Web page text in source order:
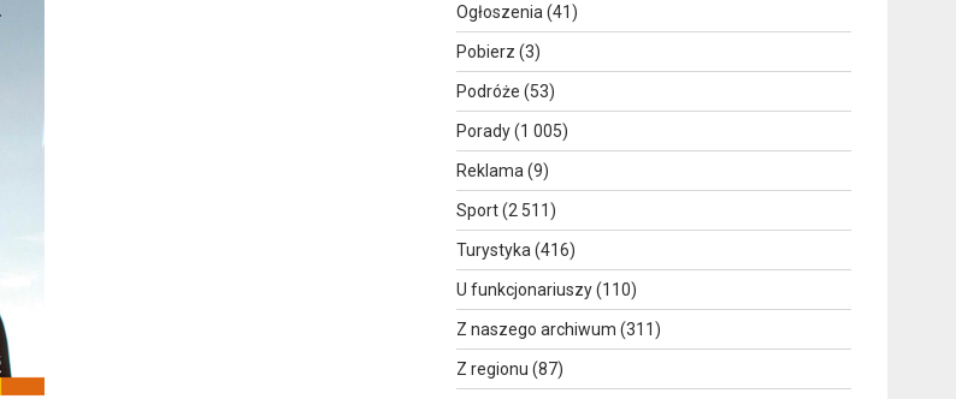
Ogłoszenia (41)
Pobierz (3)
Podróże (53)
Porady(1 005)
Reklama (9)
Sport(2 511)
Turystyka (416)
U funkcjonariuszy(110)
Z naszego archiwum (311)
Z regionu (87)